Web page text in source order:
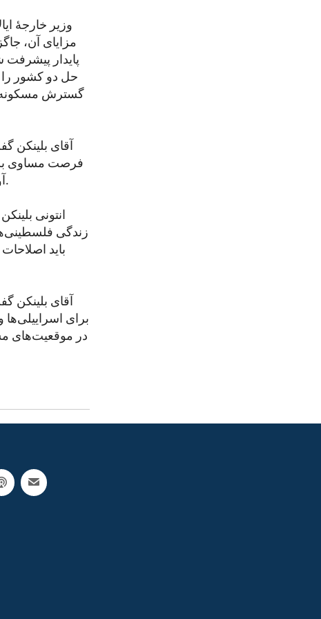
وزیر خارجۀ
مزایای آن،
پایدار
حل دو کشور را
گسترش
آقای بلینکن
فرصت مساوی
آوری بیش از ۸۹۰ میلیون دالر کمک با مردم فلسطین مجدداً تعامل کرده است.
انتونی
زندگی
باید
آقای بلینکن
برای اسراییلی‌ها
در موقعیت‌های